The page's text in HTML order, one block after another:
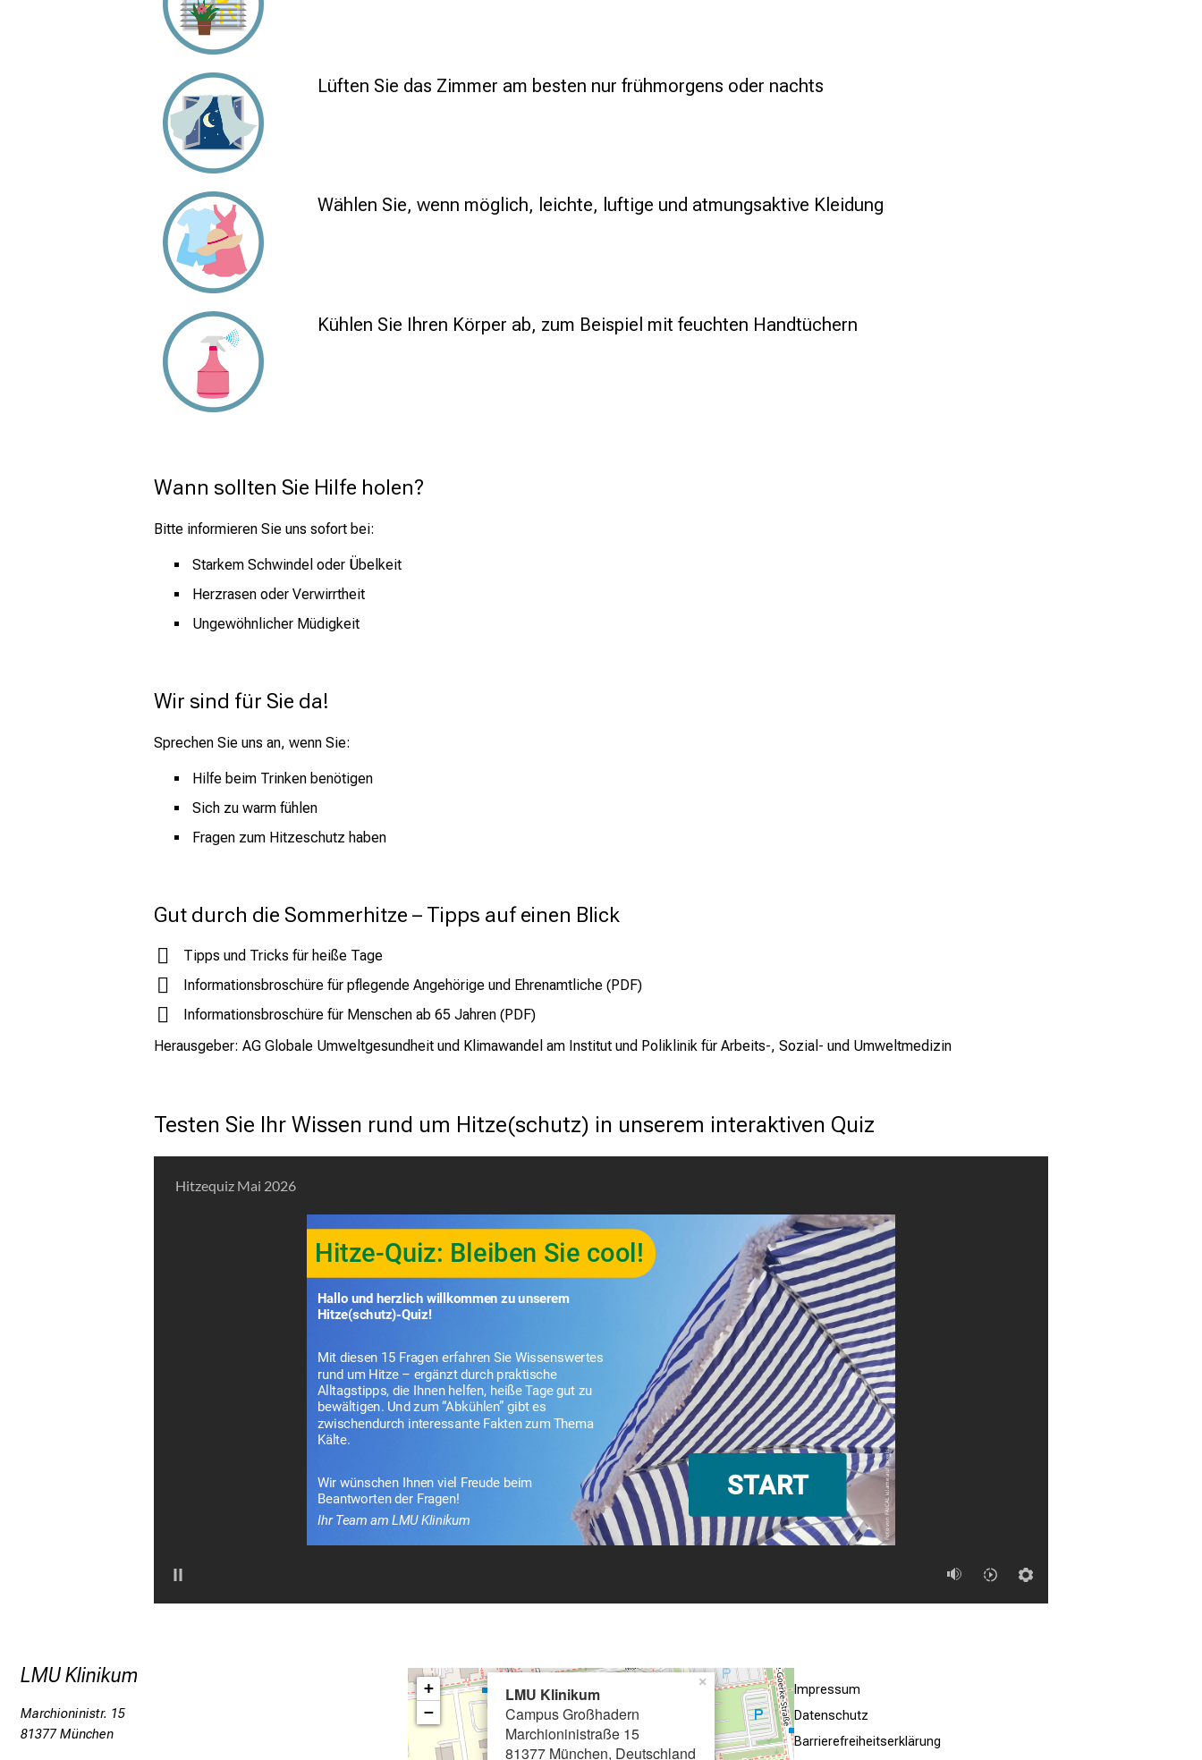
Lüften Sie das Zimmer am besten nur frühmorgens oder nachts
Wählen Sie, wenn möglich, leichte, luftige und atmungsaktive Kleidung
Kühlen Sie Ihren Körper ab, zum Beispiel mit feuchten Handtüchern
Wann sollten Sie Hilfe holen?
Bitte informieren Sie uns sofort bei:
Starkem Schwindel oder Übelkeit
Herzrasen oder Verwirrtheit
Ungewöhnlicher Müdigkeit
Wir sind für Sie da!
Sprechen Sie uns an, wenn Sie:
Hilfe beim Trinken benötigen
Sich zu warm fühlen
Fragen zum Hitzeschutz haben
Gut durch die Sommerhitze – Tipps auf einen Blick
Tipps und Tricks für heiße Tage
Informationsbroschüre für pflegende Angehörige und Ehrenamtliche (PDF)
Informationsbroschüre für Menschen ab 65 Jahren (PDF)
Herausgeber: AG Globale Umweltgesundheit und Klimawandel am Institut und Poliklinik für Arbeits-, Sozial- und Umweltmedizin
Testen Sie Ihr Wissen rund um Hitze(schutz) in unserem interaktiven Quiz
LMU Klinikum
Marchioninistr. 15
81377 München
LMU Klinikum
Campus Großhadern
Marchioninistraße 15
81377 München, Deutschland
×
+
−
Impressum
Datenschutz
Barrierefreiheitserklärung